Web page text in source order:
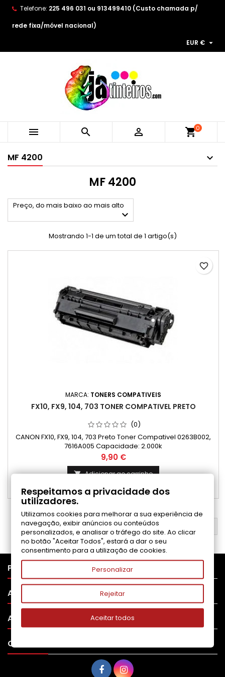
Telefone: 225 496 031 ou 913499410 (Custo chamada p/
rede fixa/móvel nacional)
EUR € 
   shopping_cart0
MF 4200
MF 4200
Preço, do mais baixo ao mais alto

Mostrando 1-1 de um total de 1 artigo(s)
MARCA: TONERS COMPATIVEIS
FX10, FX9, 104, 703 TONER COMPATIVEL PRETO
(0)
CANON FX10, FX9, 104, 703 Preto Toner Compativel 0263B002,
7616A005 Capacidade: 2.000k
Preço
9,90 €
 Adicionar ao carrinho
Disponível
favorite_border
VOLTAR AO TOPO
PRODUTOS
APOIO AO CLIENTE
A SUA CONTA
CONTATO 
As minhas listas de desejos ×
((modalTitle)) ×
((cancelText)) ((modalDeleteText))
Create wishlist ×
Wishlist name
Cancelar Create wishlist
Entrar ×
You need to be logged in to save products in your
wishlist.
Cancelar
Respeitamos a privacidade dos
utilizadores.
Utilizamos cookies para melhorar a sua experiência de
navegação, exibir anúncios ou conteúdos
personalizados, e analisar o tráfego do site. Ao clicar
no botão "Aceitar Todos", estará a dar o seu
consentimento para a utilização de cookies.
Personalizar
Rejeitar
Aceitar todos